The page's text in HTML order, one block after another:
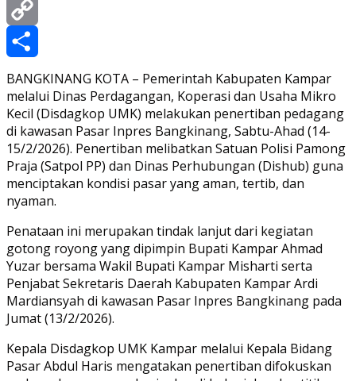
Print
Copy
Link
Share
BANGKINANG KOTA – Pemerintah Kabupaten Kampar
melalui Dinas Perdagangan, Koperasi dan Usaha Mikro
Kecil (Disdagkop UMK) melakukan penertiban pedagang
di kawasan Pasar Inpres Bangkinang, Sabtu-Ahad (14-
15/2/2026). Penertiban melibatkan Satuan Polisi Pamong
Praja (Satpol PP) dan Dinas Perhubungan (Dishub) guna
menciptakan kondisi pasar yang aman, tertib, dan
nyaman.
Penataan ini merupakan tindak lanjut dari kegiatan
gotong royong yang dipimpin Bupati Kampar Ahmad
Yuzar bersama Wakil Bupati Kampar Misharti serta
Penjabat Sekretaris Daerah Kabupaten Kampar Ardi
Mardiansyah di kawasan Pasar Inpres Bangkinang pada
Jumat (13/2/2026).
Kepala Disdagkop UMK Kampar melalui Kepala Bidang
Pasar Abdul Haris mengatakan penertiban difokuskan